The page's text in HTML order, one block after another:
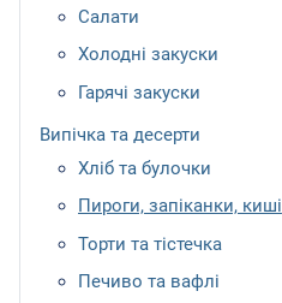
Салати
Холодні закуски
Гарячі закуски
Випічка та десерти
Хліб та булочки
Пироги, запіканки, киші
Торти та тістечка
Печиво та вафлі